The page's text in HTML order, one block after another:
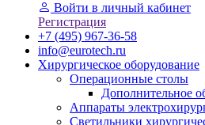
Войти в личный кабинет
Регистрация
+7 (495) 967-36-58
info@eurotech.ru
Хирургическое оборудование
Операционные столы
Дополнительное
Аппараты
Светильники